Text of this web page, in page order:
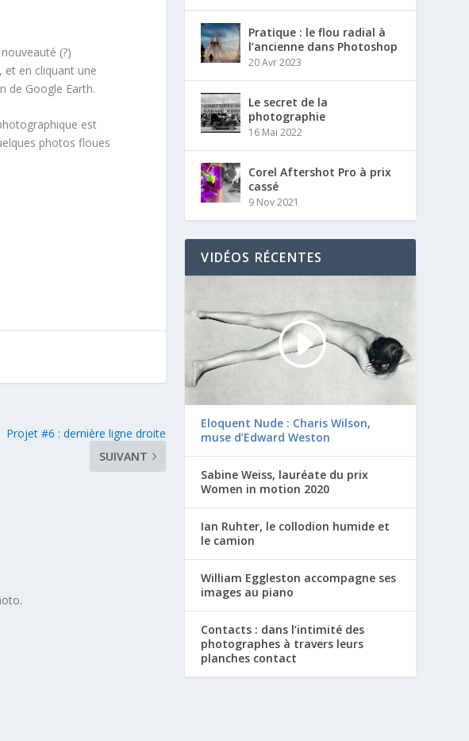
(?)
et en cliquant une
de Google Earth.
est
photos floues
Projet #6 : dernière ligne droite
SUIVANT
Pratique : le flou radial à
l’ancienne dans Photoshop
20 Avr 2023
Le secret de la
photographie
16 Mai 2022
Corel Aftershot Pro à prix
cassé
9 Nov 2021
VIDÉOS RÉCENTES
Eloquent Nude : Charis Wilson,
muse d’Edward Weston
Sabine Weiss, lauréate du prix
Women in motion 2020
Ian Ruhter, le collodion humide et
le camion
William Eggleston accompagne ses
images au piano
Contacts : dans l’intimité des
photographes à travers leurs
planches contact